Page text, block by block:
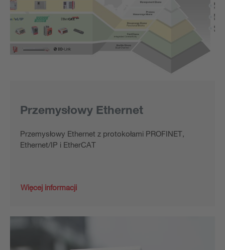
Przemysłowy Ethernet
Przemysłowy Ethernet z protokołami PROFINET,
Ethernet/IP i EtherCAT
Więcej informacji